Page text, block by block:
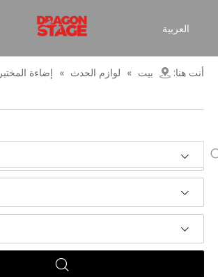
العربية
Français
English
أنت هنا: بيت » لوازم الحدث » إضاءة المختبر